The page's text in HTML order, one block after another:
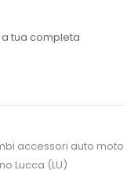
tua completa
accessori auto moto
Lucca (LU)